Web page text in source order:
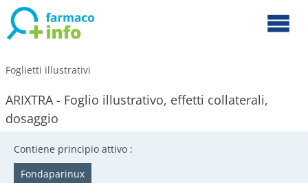
Foglietti illustrativi
ARIXTRA - Foglio illustrativo, effetti collaterali,
dosaggio
Contiene principio attivo :
Fondaparinux